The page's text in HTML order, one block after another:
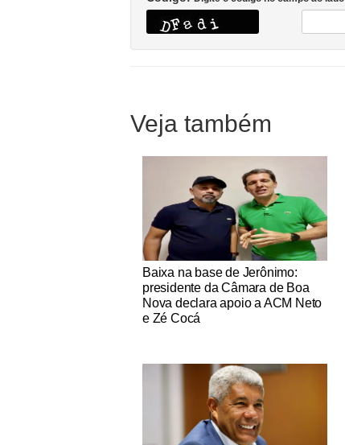
Veja também
Notícias Católicas
Baixa na base de Jerônimo:
presidente da Câmara de Boa
Nova declara apoio a ACM Neto
e Zé Cocá